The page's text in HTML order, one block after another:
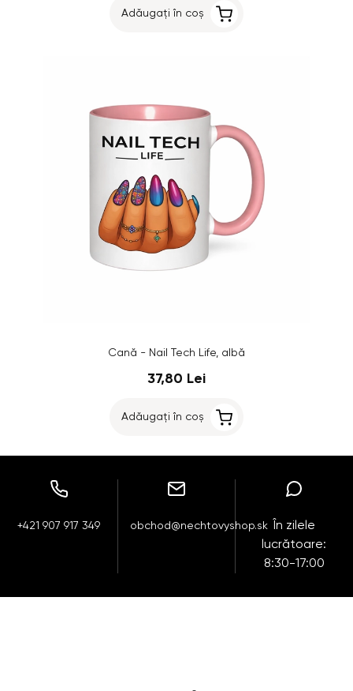
Adăugați în coș
Cană - Nail Tech Life, albă
37,80 Lei
Adăugați în coș
+421 907 917 349 obchod@nechtovyshop.sk
În zilele
lucrătoare:
8:30-17:00